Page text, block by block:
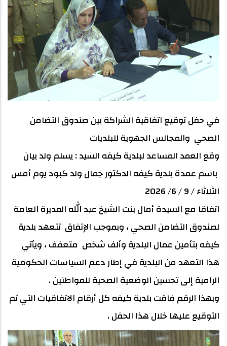
في حفل توقيع اتفاقية الشراكة بين صندوق التضامن
الصحي والمجالس الجهوية للبلديات
وقع العمد المساعد لبلدية كيفه السيد : يسلم ولد بيان
باسم عمدة بلدية كيفه الدكتور جمال ولد كبود يوم أمس
الثلاثاء / 9 / 6/ 2026
اتفاقا مع السيدة أمال بنت الشيخ عبد الله المديرة العامة
لصندوق التضامن الصحي ، وبموجب الإتفاق تتعهد بلدية
كيفه بتأمين عمال البلدية وألف شخص متعفف ، ويأتي
هذا التعهد من البلدية في إطار دعم السياسات الحكومية
الرامية إلى تحسين الوضعية الصحية للمواطنين .
وبهذا الرقم فاقت بلدية كيفه كل أرقام الاتفاقيات التي تم
التوقيع عليها خلال هذا الحفل .